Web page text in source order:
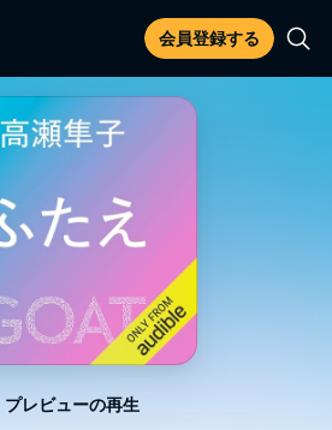
会員登録する
プレビューの再生